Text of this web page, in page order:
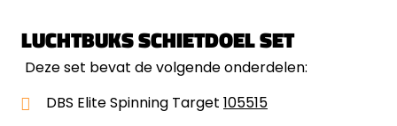
LUCHTBUKS SCHIETDOEL SET
Deze set bevat de volgende onderdelen:
DBS Elite Spinning Target 105515